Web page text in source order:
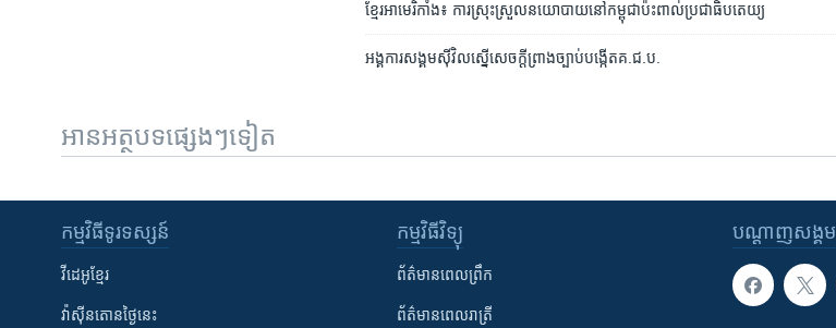
ខ្មែរ​អាមេរិកាំង៖​ ការ​ស្រុះស្រួល​នយោបាយ​​នៅ​កម្ពុជា​ប៉ះពាល់​ប្រជាធិបតេយ្យ
អង្គការ​សង្គម​ស៊ីវិល​ស្នើ​សេចក្តី​ព្រាង​ច្បាប់​​បង្កើត​គ.ជ.ប.
អានអត្ថបទផ្សេងៗទៀត
បណ្តាញ​សង្គម
កម្មវិធី​ទូរទស្សន៍
វីដេអូ​ខ្មែរ
វ៉ាស៊ីនតោន​ថ្ងៃ​នេះ
កម្មវិធី​វិទ្យុ
ព័ត៌មាន​ពេល​ព្រឹក
ព័ត៌មាន​​ពេល​រាត្រី